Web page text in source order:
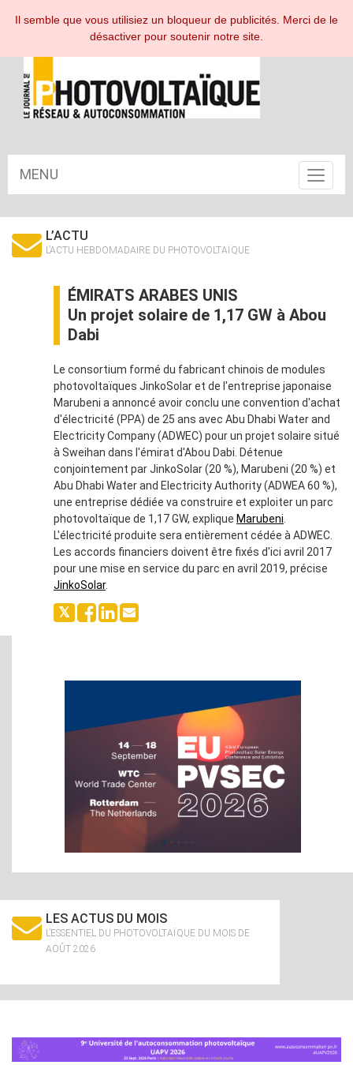
ESPACE ABONNÉ
MENU
Toggle
L’ACTU
L’ACTU HEBDOMADAIRE DU PHOTOVOLTAÏQUE
ÉMIRATS ARABES UNIS
Un projet solaire de 1,17 GW à Abou
Dabi
Le consortium formé du fabricant chinois de modules
photovoltaïques JinkoSolar et de l'entreprise japonaise
Marubeni a annoncé avoir conclu une convention d'achat
d'électricité (PPA) de 25 ans avec Abu Dhabi Water and
Electricity Company (ADWEC) pour un projet solaire situé
à Sweihan dans l'émirat d'Abou Dabi. Détenue
conjointement par JinkoSolar (20 %), Marubeni (20 %) et
Abu Dhabi Water and Electricity Authority (ADWEA 60 %),
une entreprise dédiée va construire et exploiter un parc
photovoltaïque de 1,17 GW, explique Marubeni
L'électricité produite sera entièrement cédée à ADWEC.
Les accords financiers doivent être fixés d'ici avril 2017
pour une mise en service du parc en avril 2019, précise
JinkoSolar.
LES ACTUS DU MOIS
L’ESSENTIEL DU PHOTOVOLTAÏQUE DU MOIS DE
AOÛT 2026
Il semble que vous utilisiez un bloqueur de publicités. Merci de le
désactiver pour soutenir notre site.